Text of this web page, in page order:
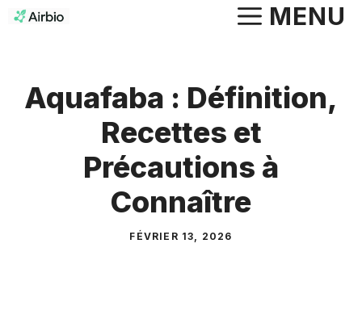
Aller
MENU
Aquafaba : Définition,
Recettes et
Précautions à
Connaître
FÉVRIER 13, 2026